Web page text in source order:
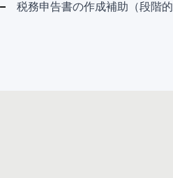
税務申告書の作成補助（段階的